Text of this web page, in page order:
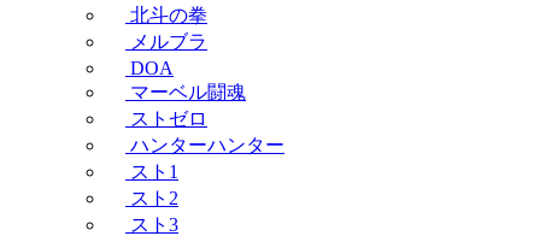
北斗の拳
メルブラ
DOA
マーベル闘魂
ストゼロ
ハンターハンター
スト1
スト2
スト3